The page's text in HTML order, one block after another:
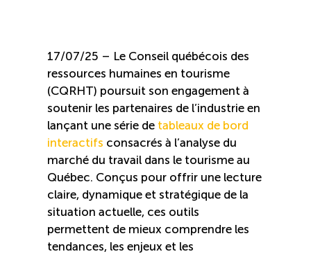
Balados
Diffusion d’offres d’emploi en ligne
Programmes d’aide et subventions
Recrutement de travailleurs étrangers
Ressources
17/07/25 – Le Conseil québécois des
ressources humaines en tourisme
(CQRHT) poursuit son engagement à
soutenir les partenaires de l’industrie en
lançant une série de tableaux de bord
interactifs consacrés à l’analyse du
marché du travail dans le tourisme au
Québec. Conçus pour offrir une lecture
claire, dynamique et stratégique de la
situation actuelle, ces outils
permettent de mieux comprendre les
tendances, les enjeux et les